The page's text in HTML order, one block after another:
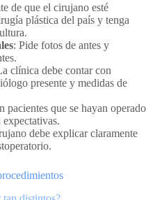
de que el cirujano esté
plástica del país y tenga
: Pide fotos de antes y
clínica debe contar con
presente y medidas de
pacientes que se hayan operado
debe explicar claramente